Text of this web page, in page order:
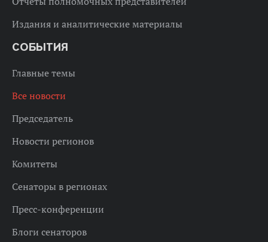
Издания и аналитические материалы
СОБЫТИЯ
Главные темы
Все новости
Председатель
Новости регионов
Комитеты
Сенаторы в регионах
Пресс-конференции
Блоги сенаторов